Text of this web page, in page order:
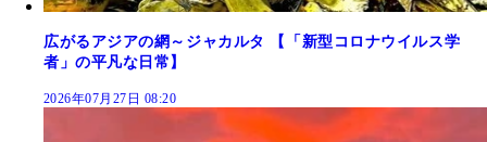
広がるアジアの網～ジャカルタ 【「新型コロナウイルス学
者」の平凡な日常】
2026年07月27日 08:20